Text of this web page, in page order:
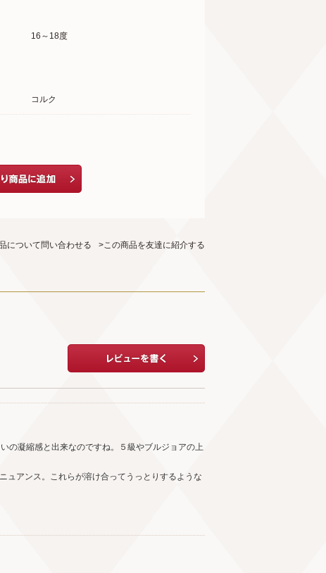
16～18度
コルク
について問い合わせる >この商品を友達に紹介する
の凝縮感と出来なのですね。５級やブルジョアの上
ュアンス。これらが溶け合ってうっとりするような